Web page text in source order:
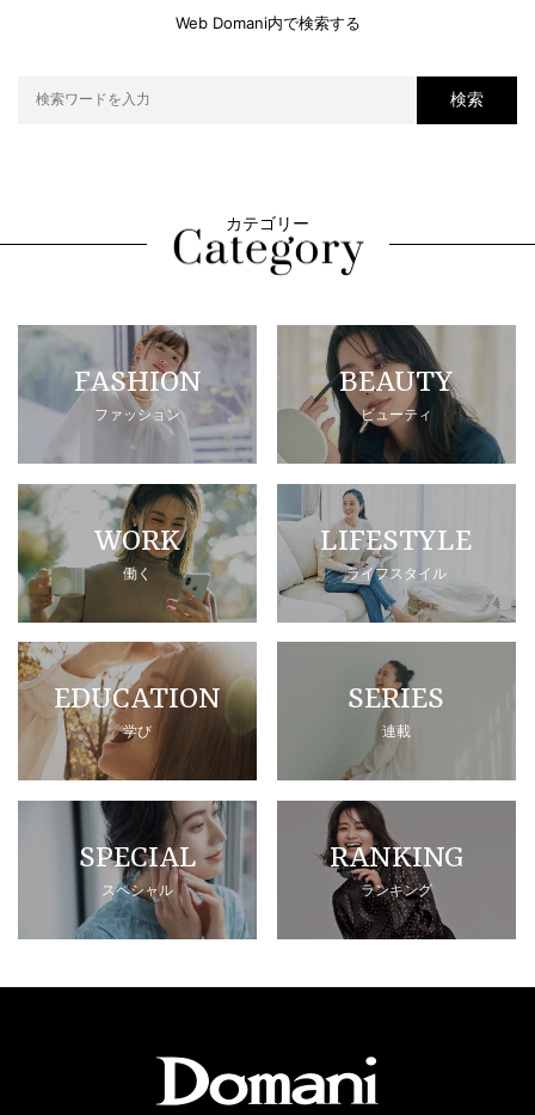
Web Domani内で検索する
検索
カテゴリー
FASHION
ファッション
BEAUTY
ビューティ
WORK
働く
LIFESTYLE
ライフスタイル
EDUCATION
学び
SERIES
連載
SPECIAL
スペシャル
RANKING
ランキング